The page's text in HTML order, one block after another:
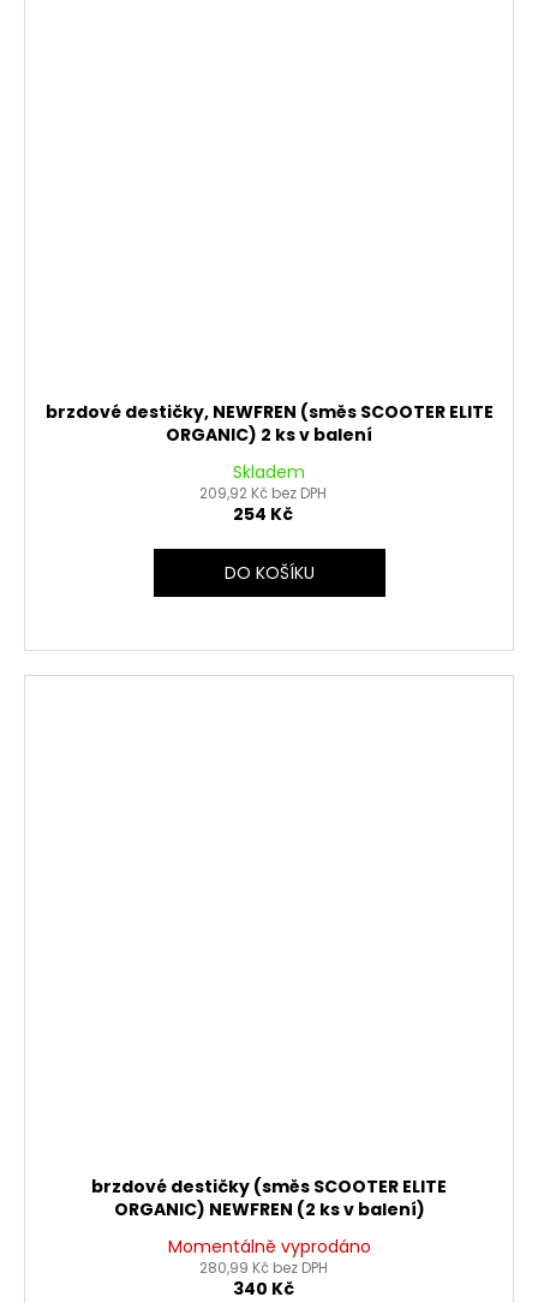
brzdové destičky, NEWFREN (směs SCOOTER ELITE
ORGANIC) 2 ks v balení
Skladem
209,92 Kč bez DPH
254 Kč
DO KOŠÍKU
brzdové destičky (směs SCOOTER ELITE
ORGANIC) NEWFREN (2 ks v balení)
Momentálně vyprodáno
280,99 Kč bez DPH
340 Kč